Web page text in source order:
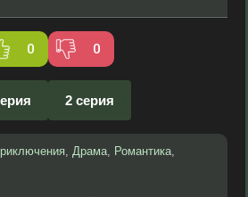
0 0
2 серия
, Драма, Романтика,